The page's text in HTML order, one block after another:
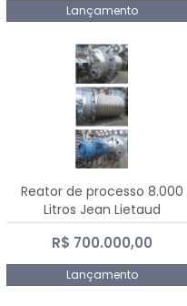
Lançamento
Reator de processo 8.000
Litros Jean Lietaud
R$ 700.000,00
Lançamento